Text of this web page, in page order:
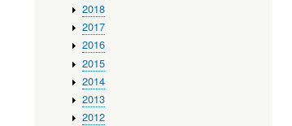
2018
2017
2016
2015
2014
2013
2012